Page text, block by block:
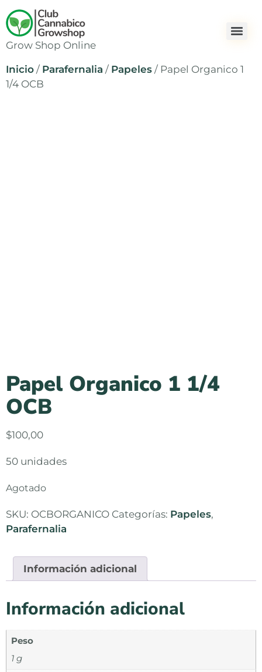
Grow Shop Online
Inicio / Parafernalia / Papeles / Papel Organico 1
1/4 OCB
Papel Organico 1 1/4
OCB
$100,00
50 unidades
Agotado
SKU: OCBORGANICO Categorías: Papeles,
Parafernalia
Información adicional
Información adicional
Peso
1 g